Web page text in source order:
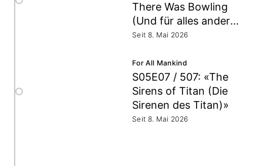
There Was Bowling
(Und für alles andere
gab es Bowling)»
Seit 8. Mai 2026
For All Mankind
S05E07 / 507: «The
Sirens of Titan (Die
Sirenen des Titan)»
Seit 8. Mai 2026